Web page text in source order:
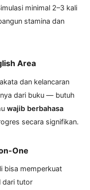
minimal 2–3 kali
stamina dan
Area
dan kelancaran
dari buku — butuh
wajib berbahasa
secara signifikan.
One
bisa memperkuat
dari tutor